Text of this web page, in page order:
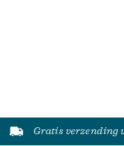
Gratis verzending